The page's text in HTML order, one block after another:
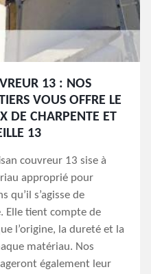
13 : NOS
VOUS OFFRE LE
DE CHARPENTE ET
13
couvreur 13 sise à
approprié pour
qu’il s’agisse de
Elle tient compte de
l’origine, la dureté et la
matériau. Nos
également leur